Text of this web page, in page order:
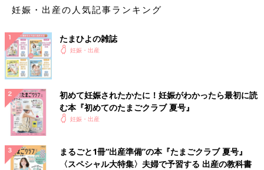
妊娠・出産の人気記事ランキング
たまひよの雑誌
妊娠・出産
初めて妊娠されたかたに！妊娠がわかったら最初に読
む本『初めてのたまごクラブ 夏号』
妊娠・出産
まるごと1冊“出産準備”の本『たまごクラブ 夏号』
〈スペシャル大特集〉夫婦で予習する 出産の教科書